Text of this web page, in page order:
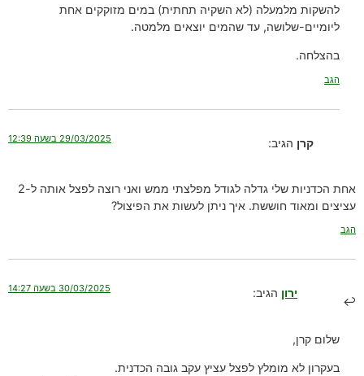
להשקות מלמעלה (לא השקיה תחתית) במים מזוקקים אחת
ליומיים-שלושה, עד שהמים יוצאים מלמטה.
בהצלחה.
הגב
קרן הגיב: 29/03/2025 בשעה 12:39
אחת הכדניות שלי גדלה לגודל מפלצתי ממש ואני רוצה לפצל אותה ל-2
עציצים ומאוד חוששת. איך ניתן לעשות את הפיצול?
הגב
ירון הגיב: 30/03/2025 בשעה 14:27
שלום קרן,
בעקרון לא מומלץ לפצל עציץ עקב גובה הכדנית.